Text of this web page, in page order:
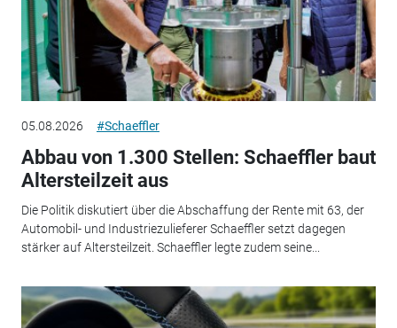
05.08.2026 #Schaeffler
Abbau von 1.300 Stellen: Schaeffler baut
Altersteilzeit aus
Die Politik diskutiert über die Abschaffung der Rente mit 63, der
Automobil- und Industriezulieferer Schaeffler setzt dagegen
stärker auf Altersteilzeit. Schaeffler legte zudem seine...